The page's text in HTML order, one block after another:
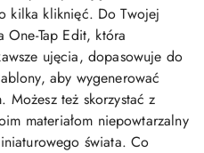
kilka kliknięć. Do Twojej
Tap Edit, która
ujęcia, dopasowuje do
aby wygenerować
też skorzystać z
materiałom niepowtarzalny
świata. Co